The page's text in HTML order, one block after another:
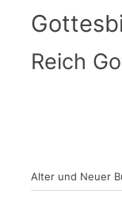
Reich
Alter und Neuer